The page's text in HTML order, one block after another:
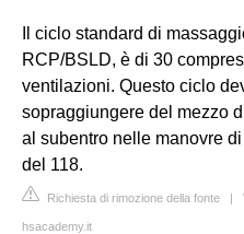
Il ciclo standard di
RCP/BSLD, è di 30
ventilazioni. Questo ciclo
sopraggiungere del mezzo
al subentro nelle manovre
del 118.
Richiesta di rimozione della fonte |
hsacademy.it